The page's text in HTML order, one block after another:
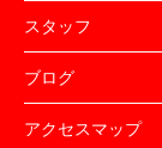
スタッフ
ブログ
アクセスマップ